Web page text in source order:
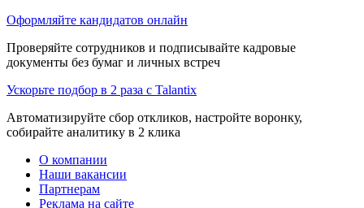
Оформляйте кандидатов онлайн
Проверяйте сотрудников и подписывайте кадровые
документы без бумаг и личных встреч
Ускорьте подбор в 2 раза с Talantix
Автоматизируйте сбор откликов, настройте воронку,
собирайте аналитику в 2 клика
О компании
Наши вакансии
Партнерам
Реклама на сайте